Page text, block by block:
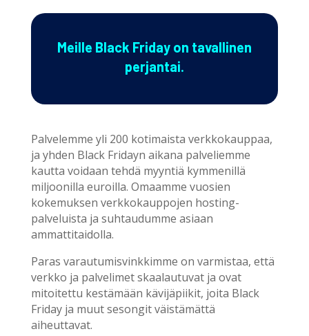
Meille Black Friday on tavallinen
perjantai.
Palvelemme yli 200 kotimaista verkkokauppaa,
ja yhden Black Fridayn aikana palveliemme
kautta voidaan tehdä myyntiä kymmenillä
miljoonilla euroilla. Omaamme vuosien
kokemuksen verkkokauppojen hosting-
palveluista ja suhtaudumme asiaan
ammattitaidolla.
Paras varautumisvinkkimme on varmistaa, että
verkko ja palvelimet skaalautuvat ja ovat
mitoitettu kestämään kävijäpiikit, joita Black
Friday ja muut sesongit väistämättä
aiheuttavat.